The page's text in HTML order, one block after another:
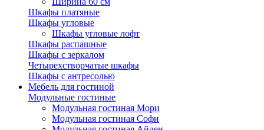
Шкафы платяные
Шкафы угловые
Шкафы угловые лофт
Шкафы распашные
Шкафы с зеркалом
Четырехстворчатые шкафы
Шкафы с антресолью
Мебель для гостиной
Модульные гостиные
Модульная гостиная Мори
Модульная гостиная Софи